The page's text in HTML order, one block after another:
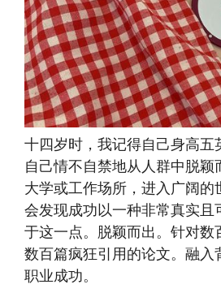
十四岁时，我记得自己身高五
自己情不自禁地从人群中脱颖
大学或工作场所，进入广阔的
会发现成功以一种非常真实且
于这一点。脱颖而出。针对数
数百篇疯狂引用的论文。融入
职业成功。